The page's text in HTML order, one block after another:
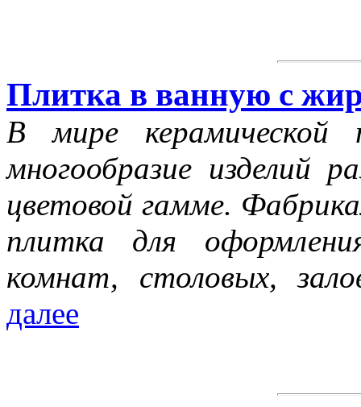
Плитка в ванную с
В мире керамической
многообразие изделий
цветовой гамме.
плитка для
комнат, столовых,
далее